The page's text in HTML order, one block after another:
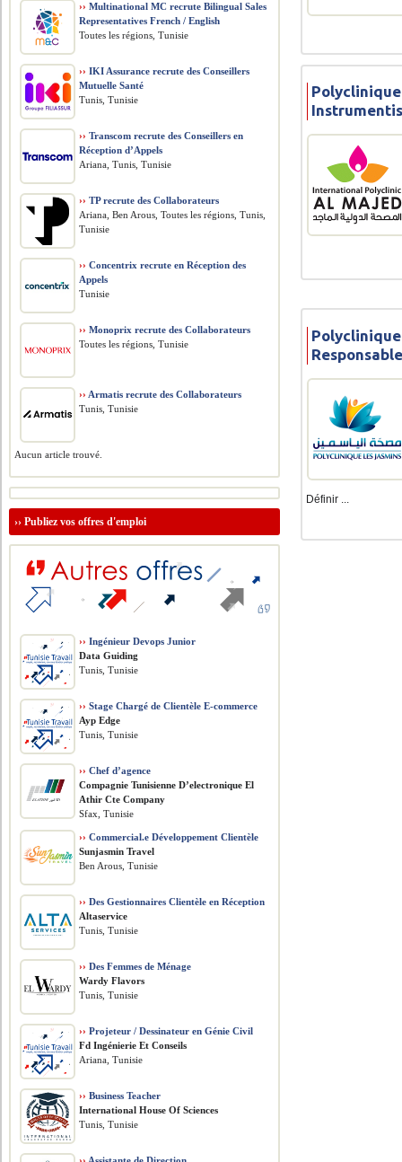
Définir ...
›› Multinational MC recrute Bilingual Sales
Representatives French / English
Toutes les régions, Tunisie
›› IKI Assurance recrute des Conseillers
Mutuelle Santé
Tunis, Tunisie
›› Transcom recrute des Conseillers en
Réception d’Appels
Ariana, Tunis, Tunisie
›› TP recrute des Collaborateurs
Ariana, Ben Arous, Toutes les régions, Tunis,
Tunisie
›› Concentrix recrute en Réception des
Appels
Tunisie
›› Monoprix recrute des Collaborateurs
Toutes les régions, Tunisie
›› Armatis recrute des Collaborateurs
Tunis, Tunisie
Aucun article trouvé.
››Publiez vos offres d'emploi
›› Ingénieur Devops Junior
Data Guiding
Tunis, Tunisie
›› Stage Chargé de Clientèle E-commerce
Ayp Edge
Tunis, Tunisie
›› Chef d’agence
Compagnie Tunisienne D’electronique El
Athir Cte Company
Sfax, Tunisie
›› Commercial.e Développement Clientèle
Sunjasmin Travel
Ben Arous, Tunisie
›› Des Gestionnaires Clientèle en Réception
Altaservice
Tunis, Tunisie
›› Des Femmes de Ménage
Wardy Flavors
Tunis, Tunisie
›› Projeteur / Dessinateur en Génie Civil
Fd Ingénierie Et Conseils
Ariana, Tunisie
›› Business Teacher
International House Of Sciences
Tunis, Tunisie